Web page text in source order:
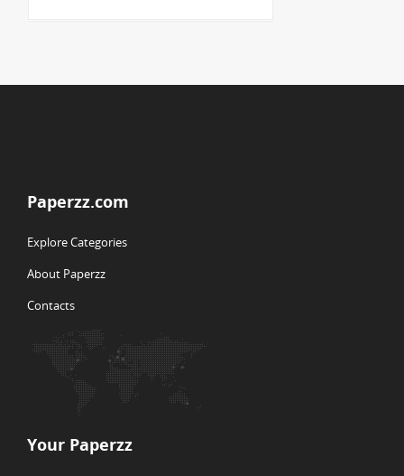
Paperzz.com
Explore Categories
About Paperzz
Contacts
Your Paperzz